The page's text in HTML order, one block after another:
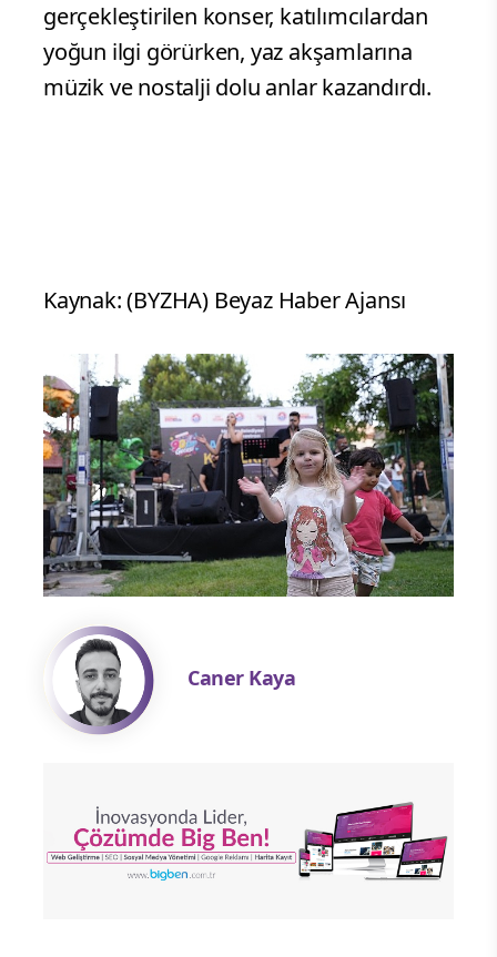
gerçekleştirilen konser, katılımcılardan
yoğun ilgi görürken, yaz akşamlarına
müzik ve nostalji dolu anlar kazandırdı.
Kaynak: (BYZHA) Beyaz Haber Ajansı
Caner Kaya